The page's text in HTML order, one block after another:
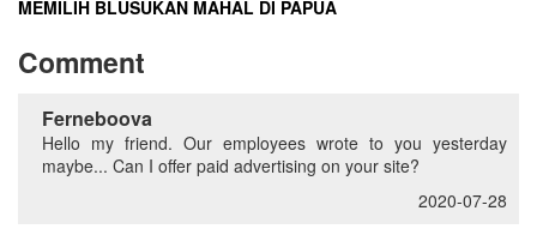
MEMILIH BLUSUKAN MAHAL DI PAPUA
Comment
Ferneboova
Hello my friend. Our employees wrote to you yesterday
maybe... Can I offer paid advertising on your site?
2020-07-28